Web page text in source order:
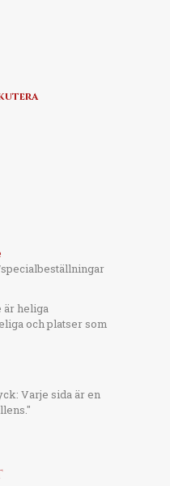
är heliga
och platser som
Varje sida är en